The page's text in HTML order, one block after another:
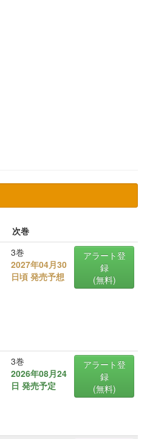
次巻
3巻
2027年04月30
日頃 発売予想
アラート登
録
(無料)
3巻
2026年08月24
日 発売予定
アラート登
録
(無料)